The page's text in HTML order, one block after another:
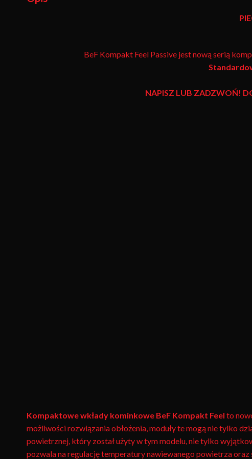
BeF Kompakt Feel Passive jest nową serią
NAPISZ LUB ZADZWOŃ!
Kompaktowe wkłady kominkowe BeF Kompakt Feel to
możliwości rozwiązania obłożenia, moduły te mogą nie tylko
powietrznej, który został użyty w tym modelu, nie tylko
pozwala na regulację temperatury nawiewanego powietrza